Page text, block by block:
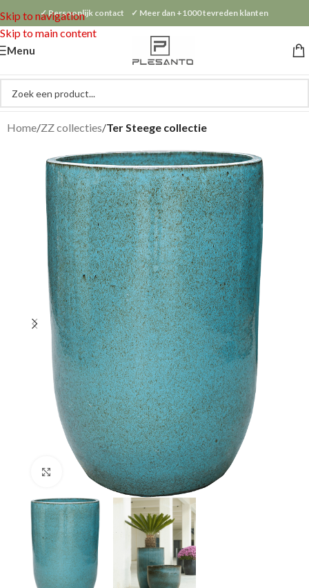
Skip to navigation
Skip to main content
✓ Persoonlijk contact ✓ Meer dan +1000 tevreden klanten
Menu
Home ZZ collecties Ter Steege collectie
Klik om te vergroten